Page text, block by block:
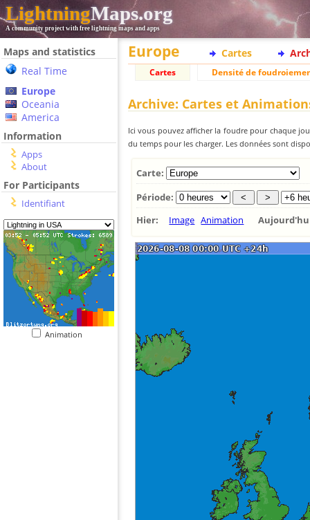
LightningMaps.org
A community project with free lightning maps and apps
Maps and statistics
Real Time
Europe
Oceania
America
Information
Apps
About
For Participants
Identifiant
Animation
Europe Cartes
Cartes Densité de
Archive: Cartes et
Ici vous pouvez afficher la foudre pour chaque
du temps pour les charger. Les données sont
Carte:
Période:
Hier:
Image Animation